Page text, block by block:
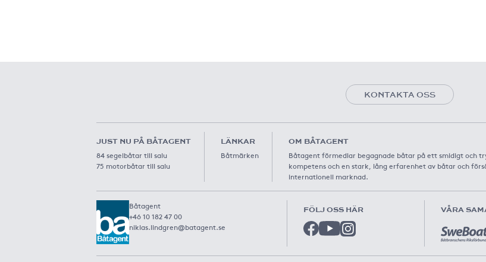
KONTAKTA OSS
JUST NU PÅ BÅTAGENT
84 segelbåtar till salu
75 motorbåtar till salu
LÄNKAR
Båtmärken
OM BÅTAGENT
Båtagent förmedlar begagnade båtar på ett smidigt och
kompetens och en stark, lång erfarenhet av båtar och
internationell marknad.
Båtagent
+46 10 182 47 00
niklas.lindgren@batagent.se
FÖLJ OSS HÄR VÅRA